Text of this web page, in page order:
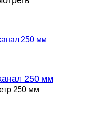
250 мм
250 мм